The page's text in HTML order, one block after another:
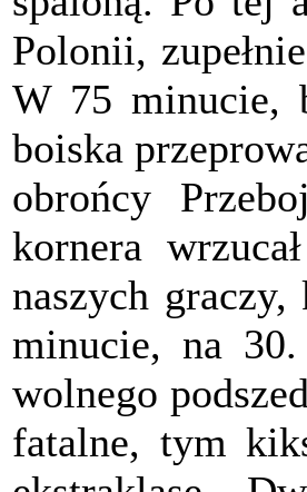
Polonii,
W 75 minucie,
boiska
obrońcy
kornera
naszych
minucie, na
wolnego
fatalne, tym